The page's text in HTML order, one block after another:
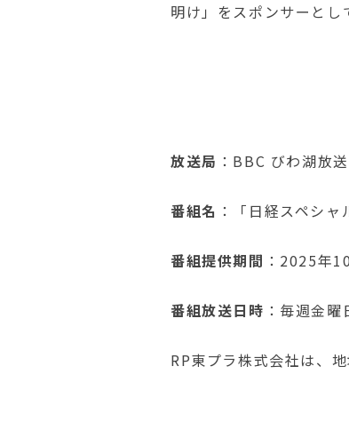
明け」をスポンサーとし
放送局 ：BBC びわ湖放
番組名 ：「日経スペシ
番組提供期間 ：2025年
番組放送日時 ：毎週金
RP東プラ株式会社は、